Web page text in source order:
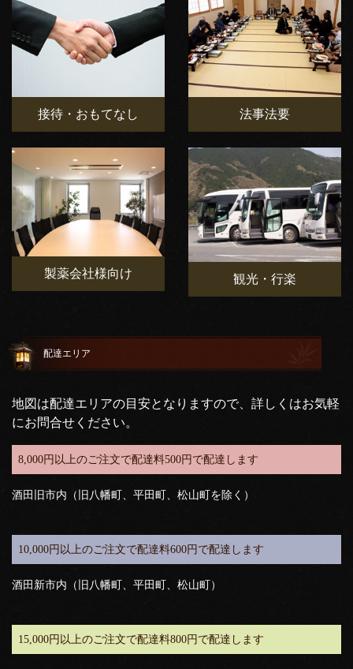
接待・おもてなし 法事法要
製薬会社様向け 観光・行楽
配達エリア
地図は配達エリアの目安となりますので、詳しくはお気軽
にお問合せください。
8,000円以上のご注文で配達料500円で配達します
酒田旧市内（旧八幡町、平田町、松山町を除く）
10,000円以上のご注文で配達料600円で配達します
酒田新市内（旧八幡町、平田町、松山町）
15,000円以上のご注文で配達料800円で配達します